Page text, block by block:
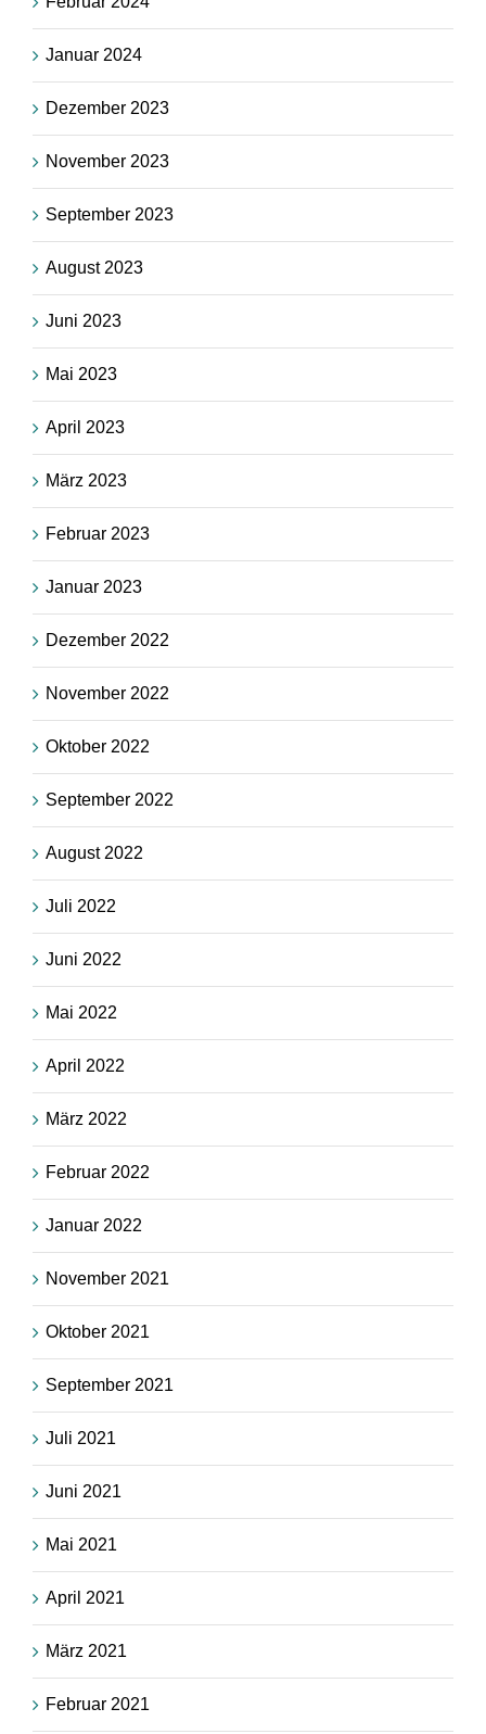
Januar 2024
Dezember 2023
November 2023
September 2023
August 2023
Juni 2023
Mai 2023
April 2023
März 2023
Februar 2023
Januar 2023
Dezember 2022
November 2022
Oktober 2022
September 2022
August 2022
Juli 2022
Juni 2022
Mai 2022
April 2022
März 2022
Februar 2022
Januar 2022
November 2021
Oktober 2021
September 2021
Juli 2021
Juni 2021
Mai 2021
April 2021
März 2021
Februar 2021